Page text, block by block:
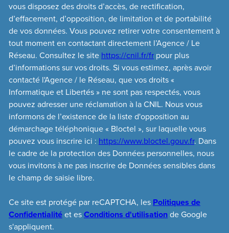
vous disposez des droits d’accès, de rectification,
d’effacement, d’opposition, de limitation et de portabilité
de vos données. Vous pouvez retirer votre consentement à
tout moment en contactant directement l’Agence / Le
Réseau. Consultez le site https://cnil.fr/fr pour plus
d’informations sur vos droits. Si vous estimez, après avoir
contacté l'Agence / le Réseau, que vos droits «
Informatique et Libertés » ne sont pas respectés, vous
pouvez adresser une réclamation à la CNIL. Nous vous
informons de l’existence de la liste d'opposition au
démarchage téléphonique « Bloctel », sur laquelle vous
pouvez vous inscrire ici : https://www.bloctel.gouv.fr. Dans
le cadre de la protection des Données personnelles, nous
vous invitons à ne pas inscrire de Données sensibles dans
le champ de saisie libre.
Ce site est protégé par reCAPTCHA, les Politiques de
Confidentialitéet esConditions d'utilisationde Google
s'appliquent.